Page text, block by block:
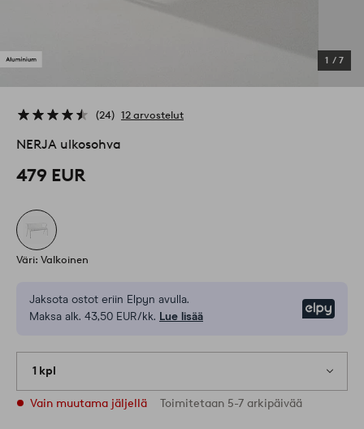
1 / 7
24 12 arvostelut
NERJA ulkosohva
479 EUR
Väri: Valkoinen
Jaksota ostot eriin Elpyn avulla.
Maksa alk. 43,50 EUR/kk. Lue lisää
1 kpl
Vain muutama jäljellä Toimitetaan 5-7 arkipäivää